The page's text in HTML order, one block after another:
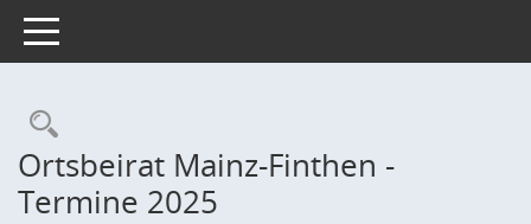
Toggle navigation
Rechercheauswahl
Ortsbeirat Mainz-Finthen -
Termine 2025